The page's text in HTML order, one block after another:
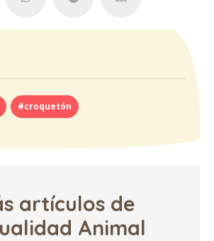
#croquetón
artículos de
Animal